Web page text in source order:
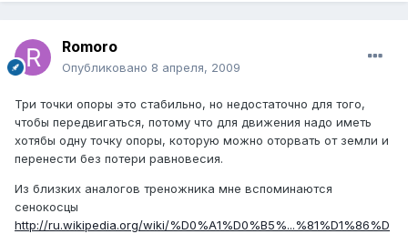
Romoro
Опубликовано 8 апреля, 2009
Три точки опоры это стабильно, но недостаточно для того,
чтобы передвигаться, потому что для движения надо иметь
хотябы одну точку опоры, которую можно оторвать от земли и
перенести без потери равновесия.
Из близких аналогов треножника мне вспоминаются
сенокосцы
http://ru.wikipedia.org/wiki/%D0%A1%D0%B5%...%81%D1%86%D